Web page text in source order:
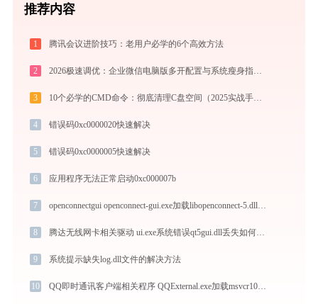
推荐内容
1 腾讯会议进阶技巧：老用户必学的6个高效方法
2 2026极速调优：企业微信电脑版多开配置与系统瘦身指南，拒绝流氓捆绑
3 10个必学的CMD命令：彻底清理C盘空间（2025实战手册）
4 错误码0xc0000020快速解决
5 错误码0xc0000005快速解决
6 应用程序无法正常启动0xc000007b
7 openconnectgui openconnect-gui.exe加载libopenconnect-5.dll文件丢失处理办法
8 腾达无线网卡相关驱动 ui.exe系统错误qt5gui.dll丢失如何解决
9 系统提示缺失log.dll文件的解决方法
10 QQ即时通讯客户端相关程序 QQExternal.exe加载msvcr100.dll文件丢失处理办法